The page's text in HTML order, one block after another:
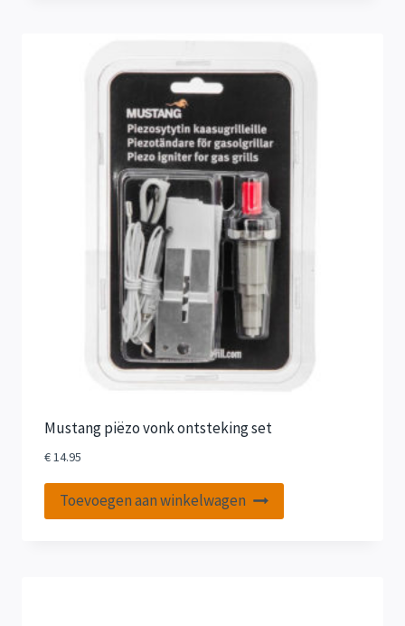
Mustang piëzo vonk ontsteking set
€14.95
Toevoegen aan winkelwagen